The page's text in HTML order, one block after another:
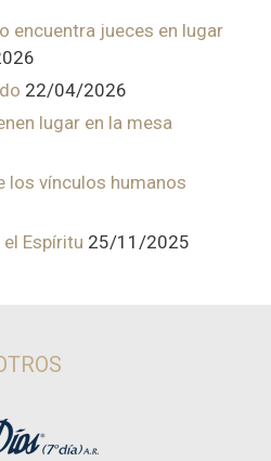
encuentra jueces en lugar
22/04/2026
lugar en la mesa
los vínculos humanos
Espíritu 25/11/2025